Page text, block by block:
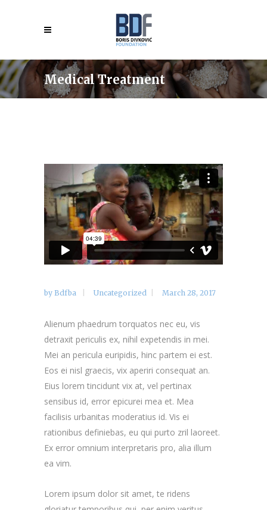
Medical Treatment
by Bdfba Uncategorized March 28, 2017
Alienum phaedrum torquatos nec eu, vis
detraxit periculis ex, nihil expetendis in mei.
Mei an pericula euripidis, hinc partem ei est.
Eos ei nisl graecis, vix aperiri consequat an.
Eius lorem tincidunt vix at, vel pertinax
sensibus id, error epicurei mea et. Mea
facilisis urbanitas moderatius id. Vis ei
rationibus definiebas, eu qui purto zril laoreet.
Ex error omnium interpretaris pro, alia illum
ea vim.
Lorem ipsum dolor sit amet, te ridens